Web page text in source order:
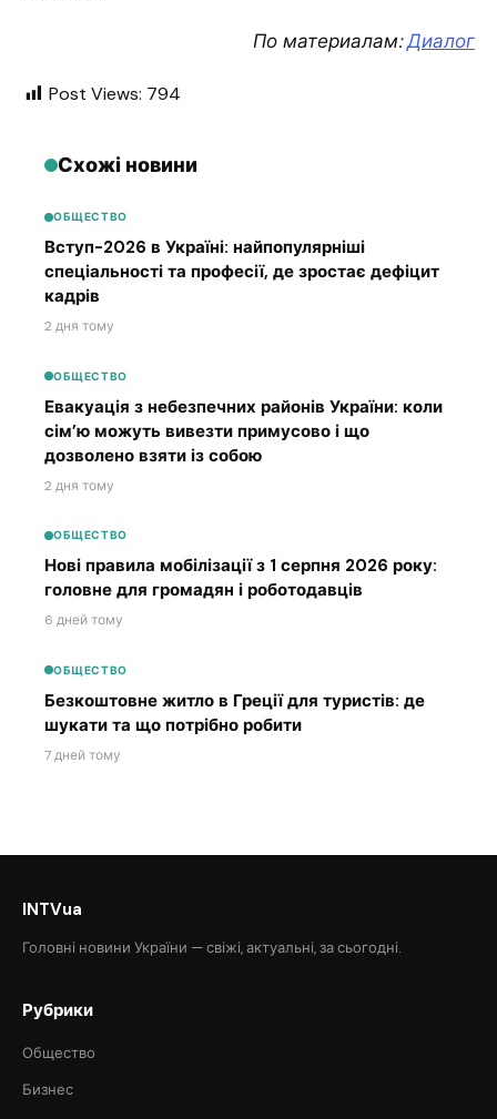
По материалам:Диалог
Post Views: 794
Схожі новини
ОБЩЕСТВО
Вступ-2026 в Україні: найпопулярніші
спеціальності та професії, де зростає дефіцит
кадрів
2 дня тому
ОБЩЕСТВО
Евакуація з небезпечних районів України: коли
сім’ю можуть вивезти примусово і що
дозволено взяти із собою
2 дня тому
ОБЩЕСТВО
Нові правила мобілізації з 1 серпня 2026 року:
головне для громадян і роботодавців
6 дней тому
ОБЩЕСТВО
Безкоштовне житло в Греції для туристів: де
шукати та що потрібно робити
7 дней тому
INTVua
Головні новини України — свіжі, актуальні, за сьогодні.
Рубрики
Общество
Бизнес